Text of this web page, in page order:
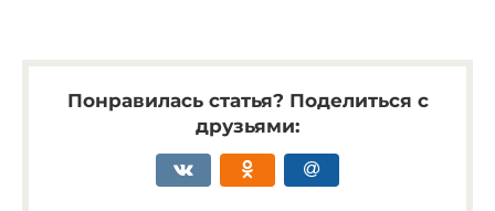
Понравилась статья? Поделиться с
друзьями: